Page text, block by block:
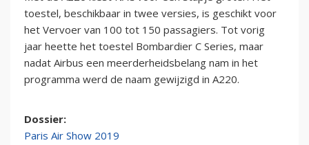
toestel, beschikbaar in twee versies, is geschikt voor
het Vervoer van 100 tot 150 passagiers. Tot vorig
jaar heette het toestel Bombardier C Series, maar
nadat Airbus een meerderheidsbelang nam in het
programma werd de naam gewijzigd in A220.
Dossier:
Paris Air Show 2019